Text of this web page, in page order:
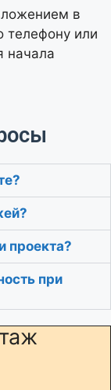
в
телефону или
начала
проекта?
при